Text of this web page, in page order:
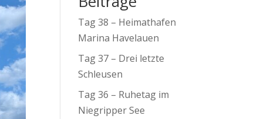
Tag 38 – Heimathafen
Marina Havelauen
Tag 37 – Drei letzte
Schleusen
Tag 36 – Ruhetag im
Niegripper See